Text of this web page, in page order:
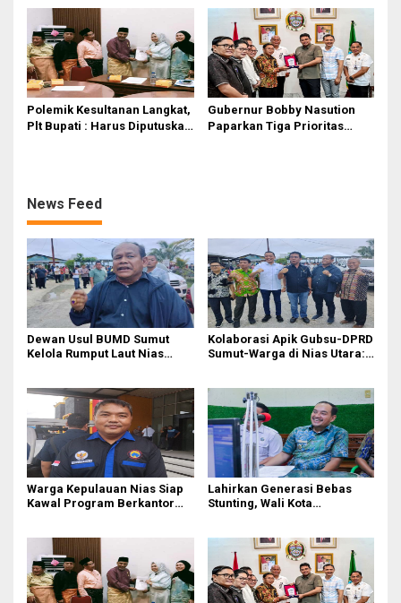
Optimalisasi SP3 Catin
Polemik Kesultanan Langkat,
Plt Bupati : Harus Diputuskan
Gubernur Bobby Nasution
Paparkan Tiga Prioritas
News Feed
Dewan Usul BUMD Sumut
Kelola Rumput Laut Nias
Kolaborasi Apik Gubsu-DPRD
Sumut-Warga di Nias Utara:
Warga Kepulauan Nias Siap
Kawal Program Berkantor
Lahirkan Generasi Bebas
Stunting, Wali Kota